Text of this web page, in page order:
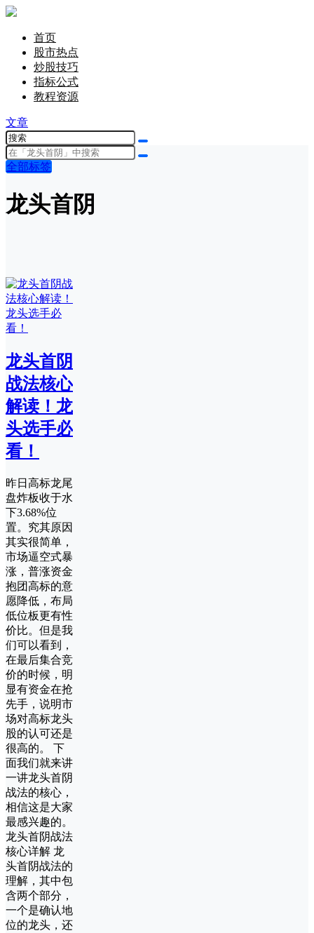
首页
股市热点
炒股技巧
指标公式
教程资源
文章
全部标签
龙头首阴
龙头首阴
战法核心
解读！龙
头选手必
看！
昨日高标龙尾
盘炸板收于水
下3.68%位
置。究其原因
其实很简单，
市场逼空式暴
涨，普涨资金
抱团高标的意
愿降低，布局
低位板更有性
价比。但是我
们可以看到，
在最后集合竞
价的时候，明
显有资金在抢
先手，说明市
场对高标龙头
股的认可还是
很高的。 下
面我们就来讲
一讲龙头首阴
战法的核心，
相信这是大家
最感兴趣的。
龙头首阴战法
核心详解 龙
头首阴战法的
理解，其中包
含两个部分，
一个是确认地
位的龙头，还